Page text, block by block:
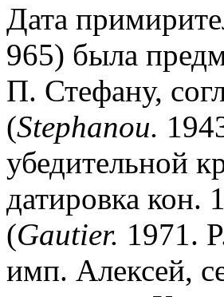
Дата
965) была
П. Стефану,
(Stephanou.
убедительной
датировка кон.
(Gautier. 1971.
имп. Алексей,